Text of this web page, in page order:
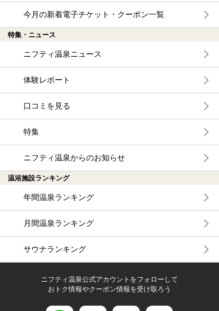
今月の新着電子チケット・クーポン一覧
特集・ニュース
ニフティ温泉ニュース
体験レポート
口コミを見る
特集
ニフティ温泉からのお知らせ
温浴施設ランキング
年間温泉ランキング
月間温泉ランキング
サウナランキング
ニフティ温泉公式アカウントをフォローして
おトク情報やクーポン情報を受け取ろう